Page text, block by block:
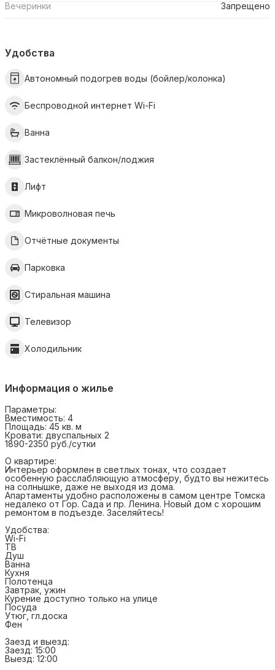
Вечеринки
Запрещено
Удобства
Автономный подогрев воды (бойлер/колонка)
Беспроводной интернет Wi-Fi
Ванна
Застеклённый балкон/лоджия
Лифт
Микроволновая печь
Отчётные документы
Парковка
Стиральная машина
Телевизор
Холодильник
Информация о жилье
Параметры:
Вместимость: 4
Площадь: 45 кв. м
Кровати: двуспальных 2
1890-2350 руб./сутки
О квартире:
Интерьер оформлен в светлых тонах, что создает
особенную расслабляющую атмосферу, будто вы нежитесь
на солнышке, даже не выходя из дома.
Апартаменты удобно расположены в самом центре Томска
недалеко от Гор. Сада и пр. Ленина. Новый дом с хорошим
ремонтом в подъезде. Заселяйтесь!
Удобства:
Wi-Fi
ТВ
Душ
Ванна
Кухня
Полотенца
Завтрак, ужин
Курение доступно только на улице
Посуда
Утюг, гл.доска
Фен
Заезд и выезд:
Заезд: 15:00
Выезд: 12:00